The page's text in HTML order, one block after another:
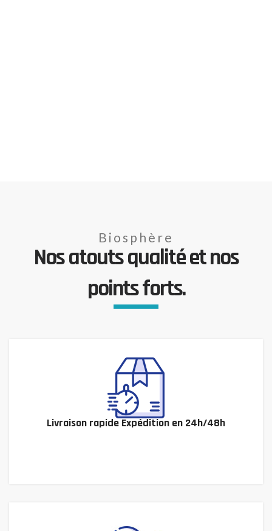
Biosphère
Nos atouts qualité et nos
points forts.
Livraison rapide Expédition en 24h/48h